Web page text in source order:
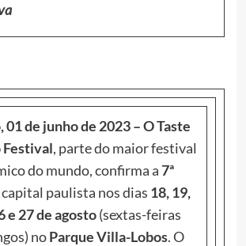
01 de junho de 2023 –O Taste
Festival, parte do maior festival
do mundo, confirma a7ª
paulista nos dias 18, 19,
e 27 de agosto(sextas-feiras
noParque Villa-Lobos. O